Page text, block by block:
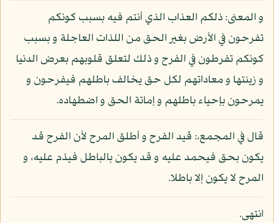
و المعنى: ذلكم العذاب الذي أنتم فيه بسبب كونكم
تفرحون في الأرض بغير الحق من اللذات العاجلة و بسبب
كونكم تفرطون في الفرح و ذلك لتعلق قلوبهم بعرض الدنيا
و زينتها و معاداتهم لكل حق يخالف باطلهم فيفرحون و
يمرحون بإحياء باطلهم و إماتة الحق و اضطهاده.
قال في المجمع،: قيد الفرح و أطلق المرح لأن الفرح قد
يكون بحق فيحمد عليه و قد يكون بالباطل فيذم عليه، و
المرح لا يكون إلا باطلا.
انتهى.